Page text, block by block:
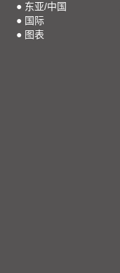
● 东亚/中国
● 国际
● 图表